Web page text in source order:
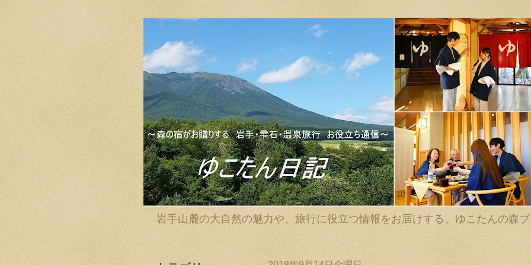
岩手山麓の大自然の魅力や、旅行に役立つ情報をお届けする、ゆこたんの森